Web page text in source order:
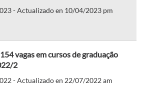
- Actualizado en 10/04/2023 pm
vagas em cursos de graduação
2
- Actualizado en 22/07/2022 am